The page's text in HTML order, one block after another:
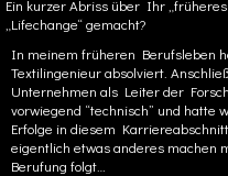
Ein kurzer Abriss über Ihr
„Lifechange“ gemacht?
In meinem früheren Berufsleben
Textilingenieur absolviert.
Unternehmen als Leiter der
vorwiegend “technisch” und
Erfolge in diesem
eigentlich etwas anderes machen
Berufung folgt…